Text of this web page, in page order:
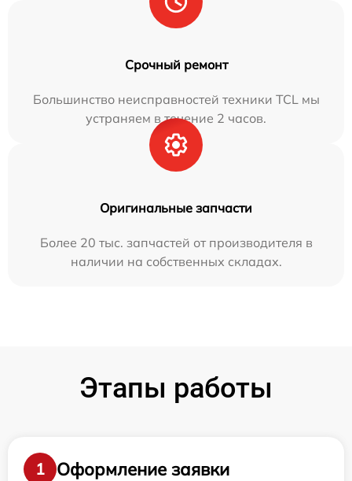
Срочный ремонт
Большинство неисправностей техники TCL мы
устраняем в течение 2 часов.
Оригинальные запчасти
Более 20 тыс. запчастей от производителя в
наличии на собственных складах.
Этапы работы
1
Оформление заявки